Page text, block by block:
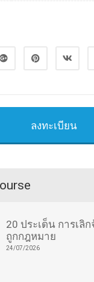
ลงทะเบียน
20 ประเด็น การเลิ
ถูกกฎหมาย
24/07/2026